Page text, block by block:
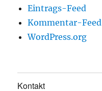
Eintrags-Feed
Kommentar-Feed
WordPress.org
Kontakt